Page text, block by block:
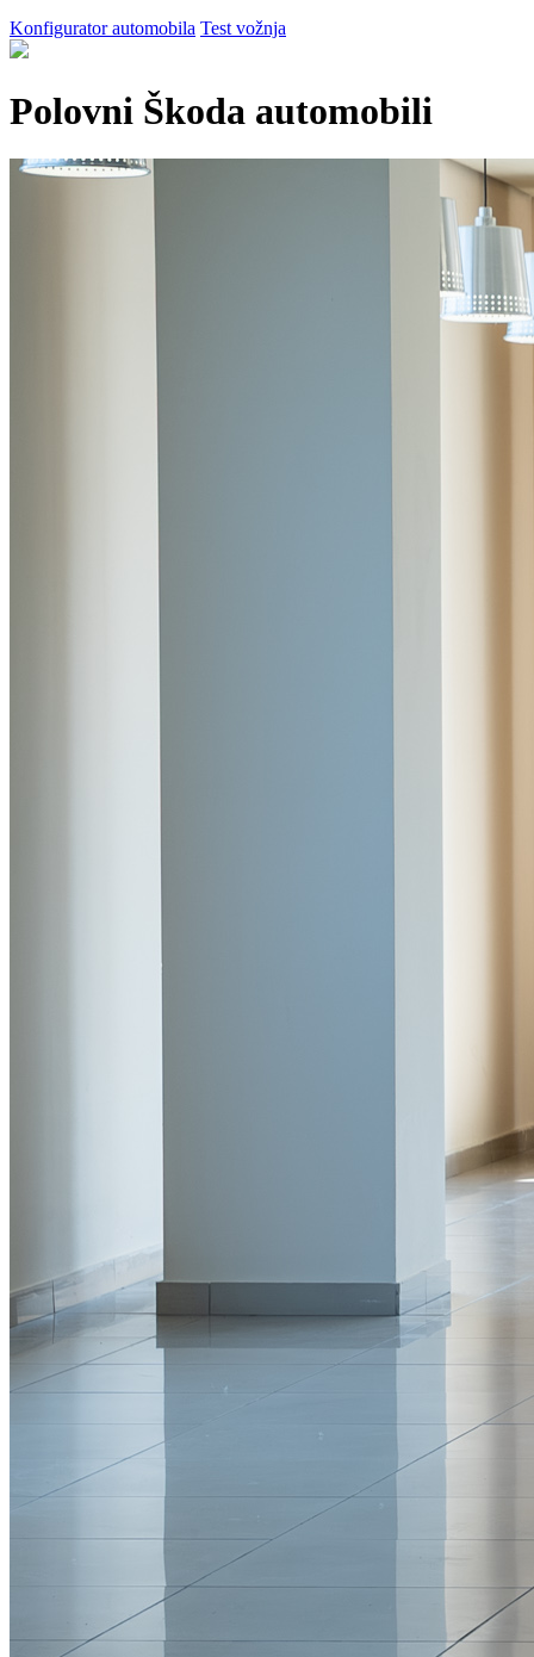
Konfigurator automobila Test vožnja
Polovni Škoda automobili